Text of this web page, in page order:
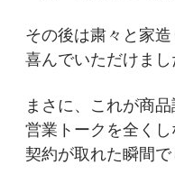
その後は粛々と家造
喜んでいただけまし
まさに、これが商
営業トークを全く
契約が取れた瞬間で